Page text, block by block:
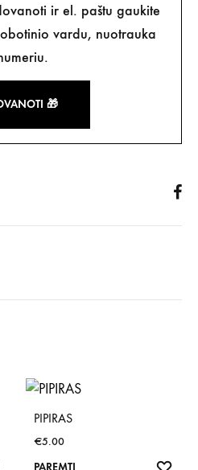
ir el. paštu gaukite
vardu, nuotrauka
🎁
PIPIRAS
€5.00
PAREMTI